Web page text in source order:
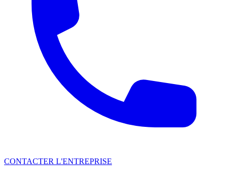
CONTACTER L'ENTREPRISE